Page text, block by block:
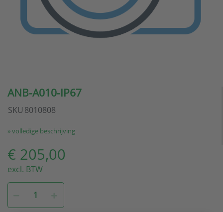
ANB-A010-IP67
SKU 8010808
» volledige beschrijving
€ 205,00
excl. BTW